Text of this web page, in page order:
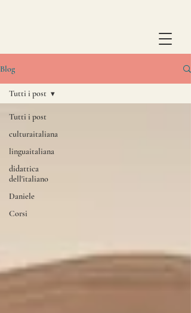
Blog
Tutti i post
culturaitaliana
linguaitaliana
didattica
dell'italiano
Daniele
Corsi
Tutti i post